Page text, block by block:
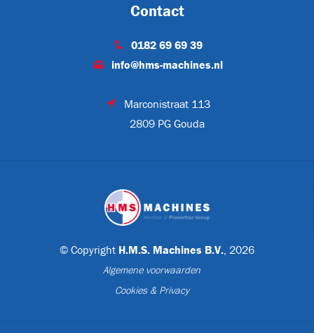
Contact
0182 69 69 39
info@hms-machines.nl
Marconistraat 113
2809 PG Gouda
© Copyright H.M.S. Machines B.V. , 2026
Algemene voorwaarden
Cookies & Privacy